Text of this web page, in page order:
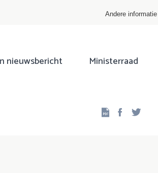
Andere
nieuwsbericht Ministerraad
Facebook